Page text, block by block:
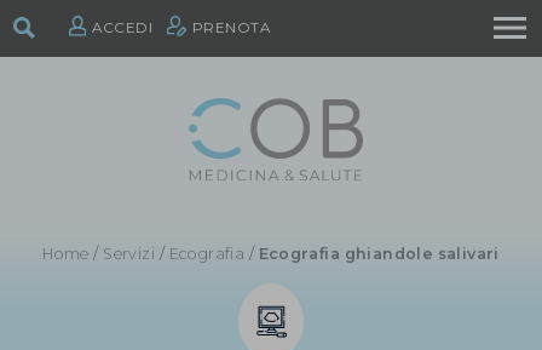
ACCEDI PRENOTA
Home / Servizi / Ecografia / Ecografia ghiandole salivari